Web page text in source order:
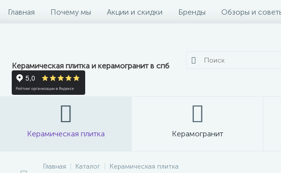
Главная Почему мы Акции и скидки Бренды Обзоры и
Керамическая плитка и керамогранит в спб
Керамическая плитка Керамогранит
Главная Каталог Керамическая плитка